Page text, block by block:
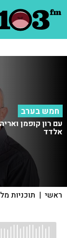
חמש בערב
עם רון קופמן ואריה
אלדד
ראשי | תוכניות